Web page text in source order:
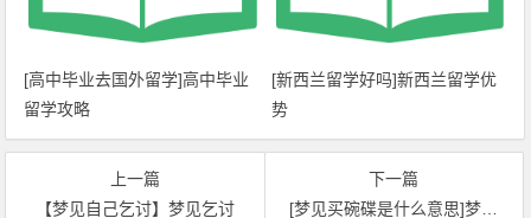
[高中毕业去国外留学]高中毕业
留学攻略
[新西兰留学好吗]新西兰留学优
势
上一篇
【梦见自己乞讨】梦见乞讨
下一篇
[梦见买碗碟是什么意思]梦见碗碟